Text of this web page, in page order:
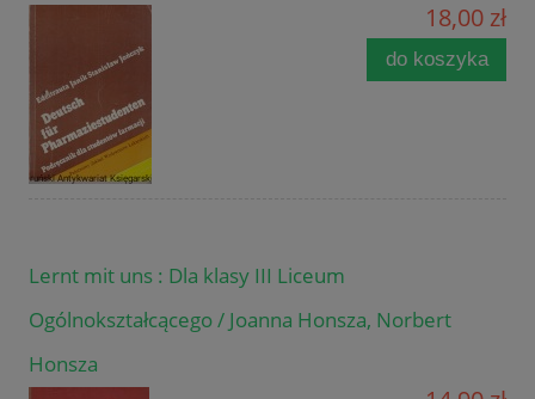
18,00 zł
do koszyka
Lernt mit uns : Dla klasy III Liceum
Ogólnokształcącego / Joanna Honsza, Norbert
Honsza